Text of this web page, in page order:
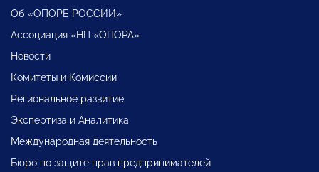
Об «ОПОРЕ РОССИИ»
Ассоциация «НП «ОПОРА»
Новости
Комитеты и Комиссии
Региональное развитие
Экспертиза и Аналитика
Международная деятельность
Бюро по защите прав предпринимателей